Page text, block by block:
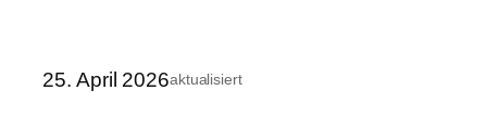
25. April 2026aktualisiert